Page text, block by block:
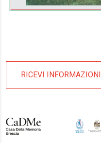
RICEVI INFORMAZIONI